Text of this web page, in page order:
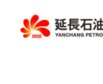
刊登